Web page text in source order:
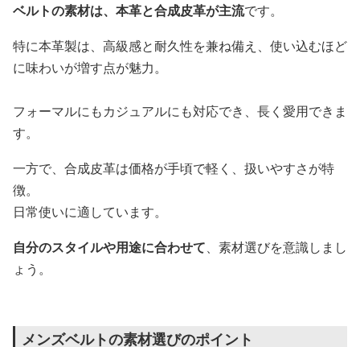
ベルトの素材は、本革と合成皮革が主流です。
特に本革製は、高級感と耐久性を兼ね備え、使い込むほど
に味わいが増す点が魅力。
フォーマルにもカジュアルにも対応でき、長く愛用できま
す。
一方で、合成皮革は価格が手頃で軽く、扱いやすさが特
徴。
日常使いに適しています。
自分のスタイルや用途に合わせて、素材選びを意識しまし
ょう。
メンズベルトの素材選びのポイント